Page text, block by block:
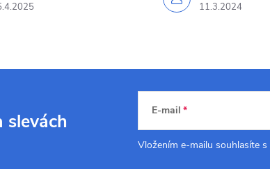
11.3.2024
slevách E-mail
Vložením e-mailu souhlasíte s